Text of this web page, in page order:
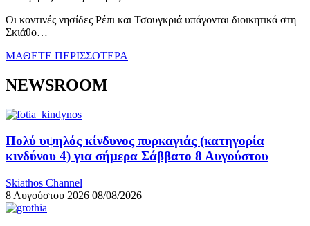
Οι κοντινές νησίδες Ρέπι και Τσουγκριά υπάγονται διοικητικά στη
Σκιάθο…
ΜΑΘΕΤΕ ΠΕΡΙΣΣΟΤΕΡΑ
NEWSROOM
Πολύ υψηλός κίνδυνος πυρκαγιάς (κατηγορία
κινδύνου 4) για σήμερα Σάββατο 8 Αυγούστου
Skiathos Channel
8 Αυγούστου 2026 08/08/2026